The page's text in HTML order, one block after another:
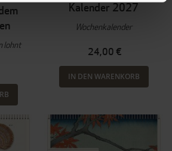
lohnt
Kalender 2027
Wochenkalender
24,00 €
IN DEN WARENKORB